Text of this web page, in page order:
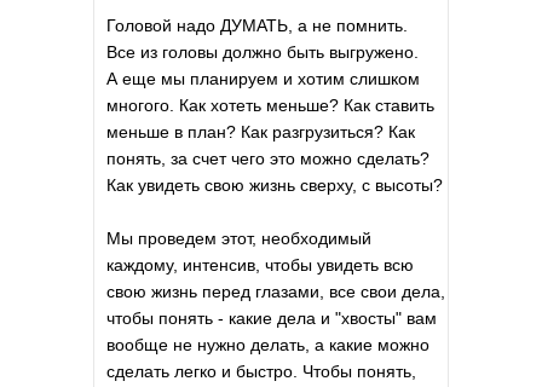
Головой надо ДУМАТЬ, а не помнить.
Все из головы должно быть выгружено.
А еще мы планируем и хотим слишком
многого. Как хотеть меньше? Как ставить
меньше в план? Как разгрузиться? Как
понять, за счет чего это можно сделать?
Как увидеть свою жизнь сверху, с высоты?
Мы проведем этот, необходимый
каждому, интенсив, чтобы увидеть всю
свою жизнь перед глазами, все свои дела,
чтобы понять - какие дела и "хвосты" вам
вообще не нужно делать, а какие можно
сделать легко и быстро. Чтобы понять,